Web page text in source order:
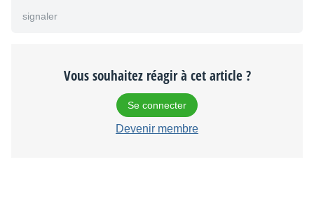
signaler
Vous souhaitez réagir à cet article ?
Se connecter
Devenir membre